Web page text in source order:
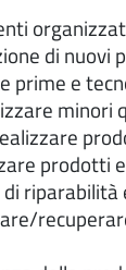
di nuovi
prime e
minori
prodotti